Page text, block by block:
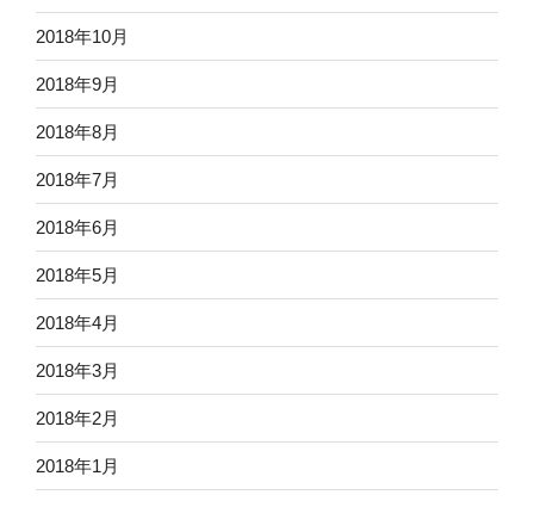
2018年10月
2018年9月
2018年8月
2018年7月
2018年6月
2018年5月
2018年4月
2018年3月
2018年2月
2018年1月